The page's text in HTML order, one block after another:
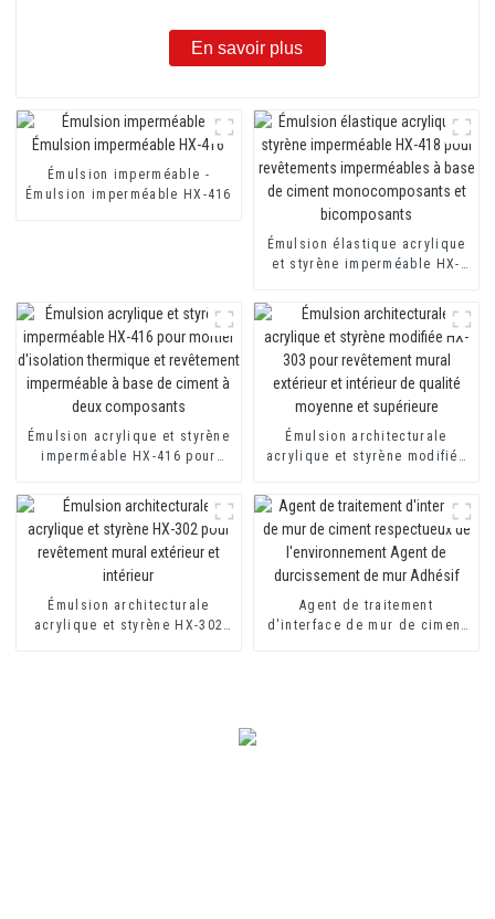
En savoir plus
Émulsion imperméable -
Émulsion imperméable HX-416
Émulsion élastique acrylique
et styrène imperméable HX-
imperméables à base de
ciment monocomposants et
bicomposants
Émulsion acrylique et styrène
imperméable HX-416 pour
et revêtement imperméable à
base de ciment à deux
composants
Émulsion architecturale
acrylique et styrène modifiée
extérieur et intérieur de
qualité moyenne et supérieure
Émulsion architecturale
acrylique et styrène HX-302
Agent de traitement
d'interface de mur de ciment